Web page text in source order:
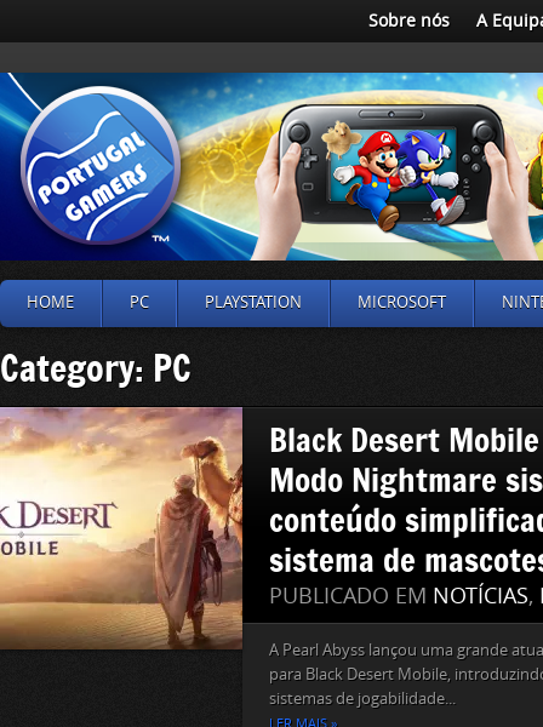
Sobre nós A
HOME PC PLAYSTATION MICROSOFT
Category: PC
Black Desert
Modo Nightmare
conteúdo
sistema de
PUBLICADO EM NOTÍCIAS,
A Pearl Abyss lançou uma grande
para Black Desert Mobile,
sistemas de jogabilidade...